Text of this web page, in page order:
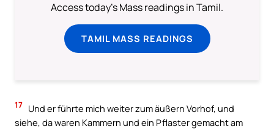
Access today's Mass readings in Tamil.
TAMIL MASS READINGS
17 Und er führte mich weiter zum äußern Vorhof, und
siehe, da waren Kammern und ein Pflaster gemacht am